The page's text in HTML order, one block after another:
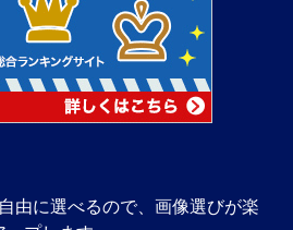
由に選べるので、画像選びが楽